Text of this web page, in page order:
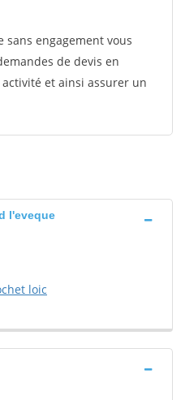
engagement vous
de devis en
et ainsi assurer un
l'eveque
loic